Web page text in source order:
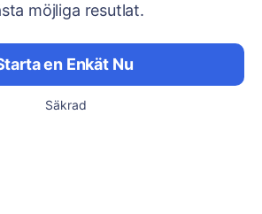
möjliga resutlat.
en Enkät Nu
Säkrad